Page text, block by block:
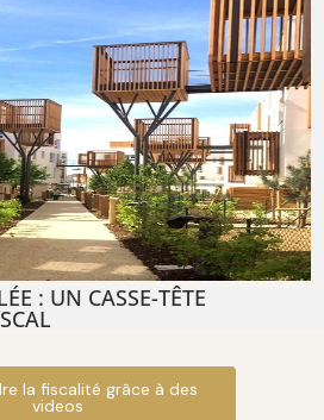
: UN CASSE-TÊTE
la fiscalité grâce à des
videos